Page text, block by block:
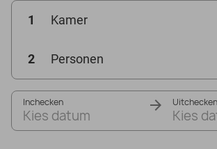
1 Kamer
2 Personen
Inchecken
Kies datum
Uitchecken
Kies